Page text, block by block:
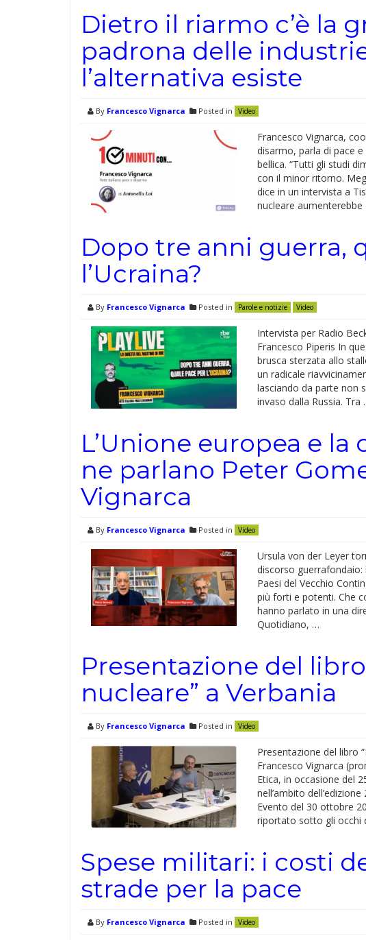
Dietro il riarmo c’è la
padrona delle
l’alternativa esiste
By Francesco Vignarca Posted in Video
Francesco Vignarca,
disarmo, parla di pace e
bellica. “Tutti gli studi
con il minor ritorno.
dice in un intervista a
nucleare aumenterebbe
Dopo tre anni guerra,
l’Ucraina?
By Francesco Vignarca Posted in Parole e notizie Video
Intervista per Radio
Francesco Piperis In
brusca sterzata allo
un radicale
lasciando da parte non
invaso dalla Russia. Tra
L’Unione europea e la
ne parlano Peter
Vignarca
By Francesco Vignarca Posted in Video
Ursula von der Leyer
discorso guerrafondaio:
Paesi del Vecchio
più forti e potenti. Che
hanno parlato in una
Quotidiano, …
Presentazione del
nucleare” a Verbania
By Francesco Vignarca Posted in Video
Presentazione del libro
Francesco Vignarca
Etica, in occasione del
nell’ambito
Evento del 30 ottobre
riportato sotto gli occhi
Spese militari: i costi
strade per la pace
By Francesco Vignarca Posted in Video